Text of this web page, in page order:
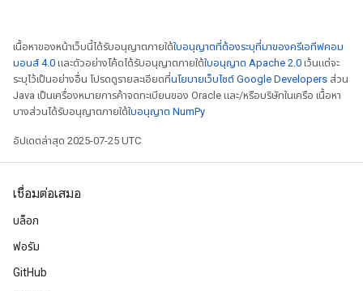
เนื้อหาของหน้าเว็บนี้ได้รับอนุญาตภายใต้ใบอนุญาตที่ต้องระบุที่มาของครีเอทีฟคอม
มอนส์ 4.0 และตัวอย่างโค้ดได้รับอนุญาตภายใต้ใบอนุญาต Apache 2.0 เว้นแต่จะ
ระบุไว้เป็นอย่างอื่น โปรดดูรายละเอียดที่นโยบายเว็บไซต์ Google Developers ส่วน
Java เป็นเครื่องหมายการค้าจดทะเบียนของ Oracle และ/หรือบริษัทในเครือ เนื้อหา
บางส่วนได้รับอนุญาตภายใต้ใบอนุญาต NumPy
อัปเดตล่าสุด 2025-07-25 UTC
เชื่อมต่อเสมอ
บล็อก
ฟอรัม
GitHub